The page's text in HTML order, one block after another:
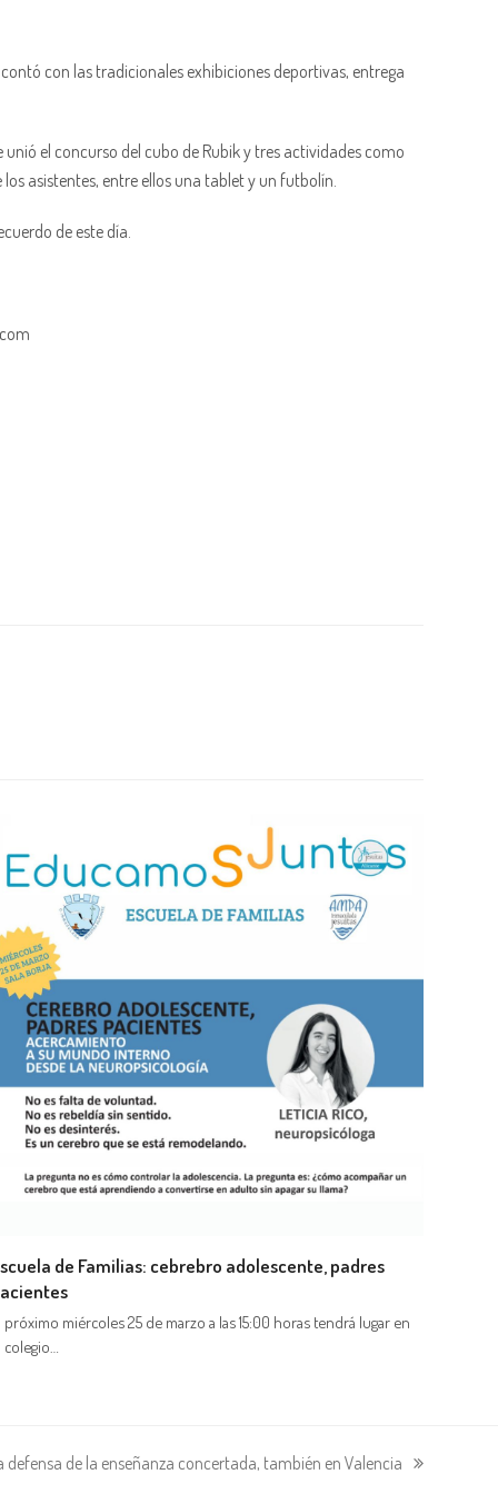
con las tradicionales exhibiciones deportivas, entrega
el concurso del cubo de Rubik y tres actividades como
asistentes, entre ellos una tablet y un futbolín.
de este día.
de Familias: cebrebro adolescente, padres
próximo miércoles 25 de marzo a las 15:00 horas tendrá lugar en
defensa de la enseñanza concertada, también en Valencia